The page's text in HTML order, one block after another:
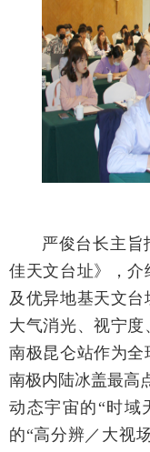
严俊台长主
佳天文台址》，
及优异地基天文台
大气消光、视宁
南极昆仑站作为
南极内陆冰盖最高
动态宇宙的“时域
的“高分辨／大视